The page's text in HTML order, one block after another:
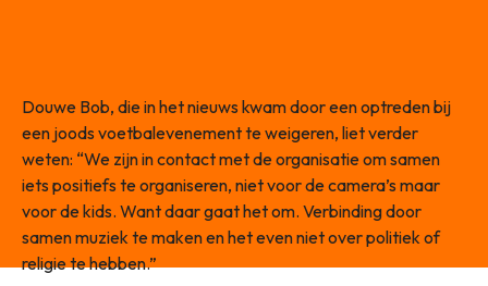
Douwe Bob, die in het nieuws kwam door een optreden bij
een joods voetbalevenement te weigeren, liet verder
weten: “We zijn in contact met de organisatie om samen
iets positiefs te organiseren, niet voor de camera’s maar
voor de kids. Want daar gaat het om. Verbinding door
samen muziek te maken en het even niet over politiek of
religie te hebben.”